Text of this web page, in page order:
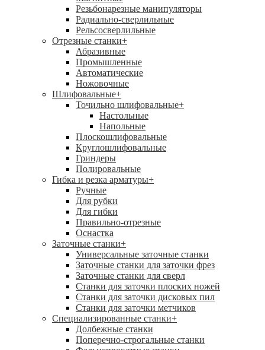
Резьбонарезные манипуляторы
Радиально-сверлильные
Рельсосверлильные
Отрезные станки+
Абразивные
Промышленные
Автоматические
Ножовочные
Шлифовальные+
Точильно шлифовальные+
Настольные
Напольные
Плоскошлифовальные
Круглошлифовальные
Гриндеры
Полировальные
Гибка и резка арматуры+
Ручные
Для рубки
Для гибки
Правильно-отрезные
Оснастка
Заточные станки+
Универсальные заточные станки
Заточные станки для заточки фрез
Заточные станки для сверл
Станки для заточки плоских ножей
Станки для заточки дисковых пил
Станки для заточки метчиков
Специализированные станки+
Долбежные станки
Поперечно-строгальные станки